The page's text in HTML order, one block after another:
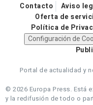
Contacto Aviso
Oferta de
Política de
Configuración de
Portal de actualidad y
© 2026 Europa Press. Está
y la redifusión de todo o